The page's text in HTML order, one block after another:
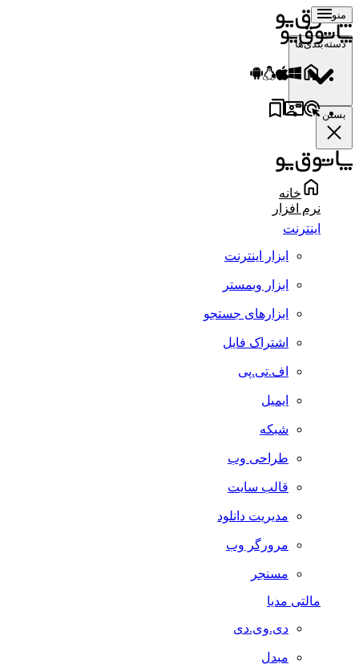
منو
دسته‌بندی‌ها
بستن
خانه
نرم افزار
اینترنت
ابزار اینترنت
ابزار وبمستر
ابزارهای جستجو
اشتراک فایل
اف.تی.پی
ایمیل
شبکه
طراحی وب
قالب سایت
مدیریت دانلود
مرورگر وب
مسنجر
مالتی مدیا
دی.وی.دی
مبدل